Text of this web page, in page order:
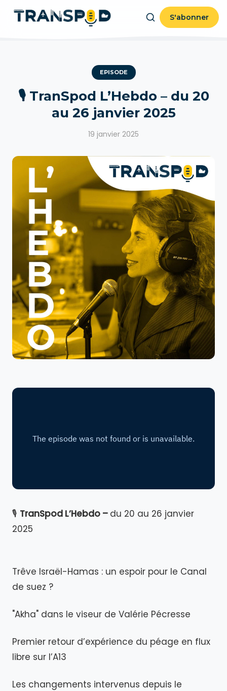
S'abonner
EPISODE
🎙️ TranSpod L’Hebdo – du 20
au 26 janvier 2025
19 janvier 2025
🎙️ TranSpod L’Hebdo – du 20 au 26 janvier
2025
Trêve Israël-Hamas : un espoir pour le Canal
de suez ?
"Akha" dans le viseur de Valérie Pécresse
Premier retour d’expérience du péage en flux
libre sur l’A13
Les changements intervenus depuis le